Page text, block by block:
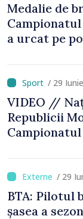
Medalie de
a urcat pe
/ 29
VIDEO //
Republicii
/ 29
BTA: Pilotul
șasea a